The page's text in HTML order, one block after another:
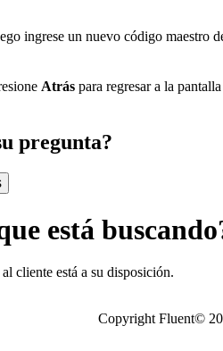
ingrese un nuevo código maestro
Atrás para regresar a la
pregunta?
está
cliente está a su disposición.
Copyright Fluent©